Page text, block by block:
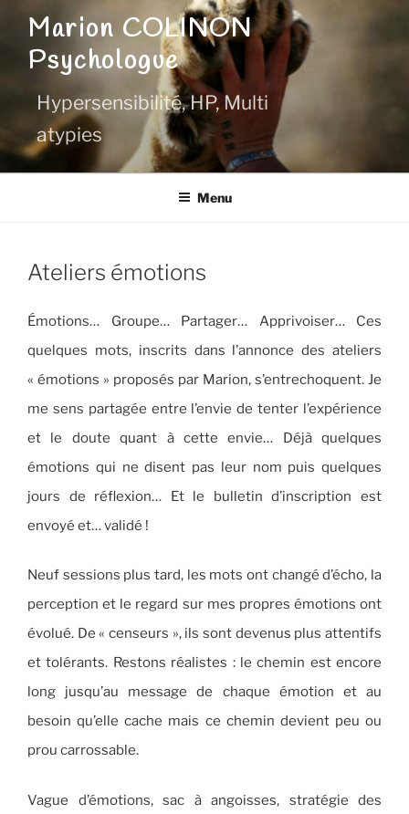
contenu
Marion COLINON
Psychologue
Hypersensibilité, HP, Multi
atypies
Menu
Ateliers émotions
Émotions… Groupe… Partager… Apprivoiser… Ces
quelques mots, inscrits dans l’annonce des ateliers
« émotions » proposés par Marion, s’entrechoquent. Je
me sens partagée entre l’envie de tenter l’expérience
et le doute quant à cette envie… Déjà quelques
émotions qui ne disent pas leur nom puis quelques
jours de réflexion… Et le bulletin d’inscription est
envoyé et… validé !
Neuf sessions plus tard, les mots ont changé d’écho, la
perception et le regard sur mes propres émotions ont
évolué. De « censeurs », ils sont devenus plus attentifs
et tolérants. Restons réalistes : le chemin est encore
long jusqu’au message de chaque émotion et au
besoin qu’elle cache mais ce chemin devient peu ou
prou carrossable.
Vague d’émotions, sac à angoisses, stratégie des